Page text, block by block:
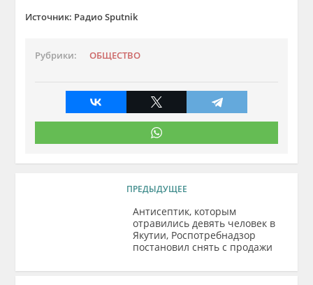
Источник: Радио Sputnik
Рубрики: ОБЩЕСТВО
ПРЕДЫДУЩЕЕ
Антисептик, которым
отравились девять человек в
Якутии, Роспотребнадзор
постановил снять с продажи